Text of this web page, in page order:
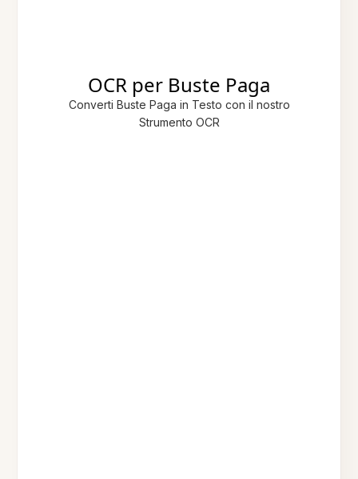
OCR per Buste Paga
Converti Buste Paga in Testo con il nostro
Strumento OCR